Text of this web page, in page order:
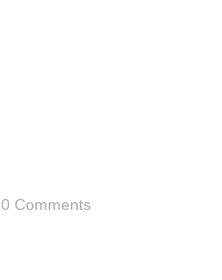
0 Comments